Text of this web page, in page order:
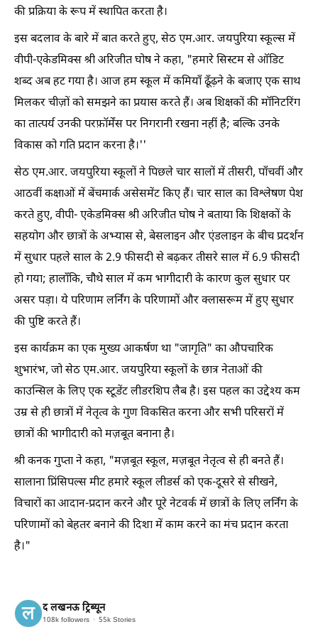
की प्रक्रिया के रूप में स्थापित करता है।
इस बदलाव के बारे में बात करते हुए, सेठ एम.आर. जयपुरिया स्कूल्स में
वीपी-एकेडमिक्स श्री अरिजीत घोष ने कहा, "हमारे सिस्टम से ऑडिट
शब्द अब हट गया है। आज हम स्कूल में कमियाँ ढूँढ़ने के बजाए एक साथ
मिलकर चीज़ों को समझने का प्रयास करते हैं। अब शिक्षकों की मॉनिटरिंग
का तात्पर्य उनकी परफ़ॉर्मेंस पर निगरानी रखना नहीं है; बल्कि उनके
विकास को गति प्रदान करना है।''
सेठ एम.आर. जयपुरिया स्कूलों ने पिछले चार सालों में तीसरी, पाँचवीं और
आठवीं कक्षाओं में बेंचमार्क असेसमेंट किए हैं। चार साल का विश्लेषण पेश
करते हुए, वीपी- एकेडमिक्स श्री अरिजीत घोष ने बताया कि शिक्षकों के
सहयोग और छात्रों के अभ्यास से, बेसलाइन और एंडलाइन के बीच प्रदर्शन
में सुधार पहले साल के 2.9 फीसदी से बढ़कर तीसरे साल में 6.9 फीसदी
हो गया; हालाँकि, चौथे साल में कम भागीदारी के कारण कुल सुधार पर
असर पड़ा। ये परिणाम लर्निंग के परिणामों और क्लासरूम में हुए सुधार
की पुष्टि करते हैं।
इस कार्यक्रम का एक मुख्य आकर्षण था "जागृति" का औपचारिक
शुभारंभ, जो सेठ एम.आर. जयपुरिया स्कूलों के छात्र नेताओं की
काउन्सिल के लिए एक स्टूडेंट लीडरशिप लैब है। इस पहल का उद्देश्य कम
उम्र से ही छात्रों में नेतृत्व के गुण विकसित करना और सभी परिसरों में
छात्रों की भागीदारी को मज़बूत बनाना है।
श्री कनक गुप्ता ने कहा, "मज़बूत स्कूल, मज़बूत नेतृत्व से ही बनते हैं।
सालाना प्रिंसिपल्स मीट हमारे स्कूल लीडर्स को एक-दूसरे से सीखने,
विचारों का आदान-प्रदान करने और पूरे नेटवर्क में छात्रों के लिए लर्निंग के
परिणामों को बेहतर बनाने की दिशा में काम करने का मंच प्रदान करता
है।"
द लखनऊ ट्रिब्यून
108k followers 55k Stories